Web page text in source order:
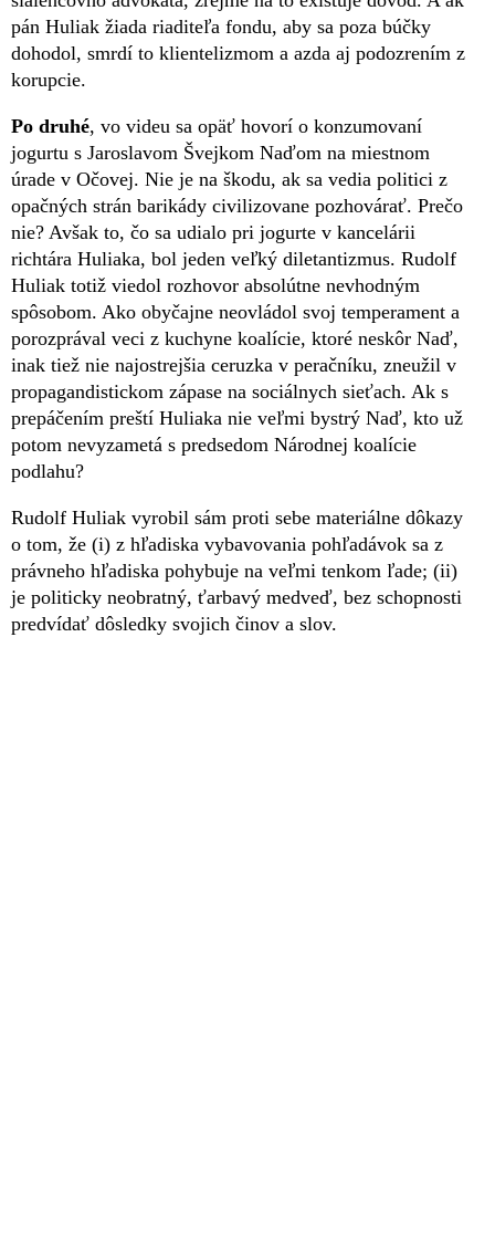
pán Huliak žiada riaditeľa fondu, aby sa poza búčky
dohodol, smrdí to klientelizmom a azda aj podozrením z
korupcie.
Po druhé, vo videu sa opäť hovorí o konzumovaní
jogurtu s Jaroslavom Švejkom Naďom na miestnom
úrade v Očovej. Nie je na škodu, ak sa vedia politici z
opačných strán barikády civilizovane pozhovárať. Prečo
nie? Avšak to, čo sa udialo pri jogurte v kancelárii
richtára Huliaka, bol jeden veľký diletantizmus. Rudolf
Huliak totiž viedol rozhovor absolútne nevhodným
spôsobom. Ako obyčajne neovládol svoj temperament a
porozprával veci z kuchyne koalície, ktoré neskôr Naď,
inak tiež nie najostrejšia ceruzka v peračníku, zneužil v
propagandistickom zápase na sociálnych sieťach. Ak s
prepáčením preští Huliaka nie veľmi bystrý Naď, kto už
potom nevyzametá s predsedom Národnej koalície
podlahu?
Rudolf Huliak vyrobil sám proti sebe materiálne dôkazy
o tom, že (i) z hľadiska vybavovania pohľadávok sa z
právneho hľadiska pohybuje na veľmi tenkom ľade; (ii)
je politicky neobratný, ťarbavý medveď, bez schopnosti
predvídať dôsledky svojich činov a slov.